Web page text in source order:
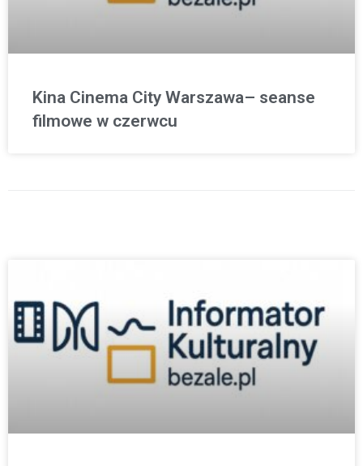
Kina Cinema City Warszawa– seanse
filmowe w czerwcu